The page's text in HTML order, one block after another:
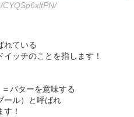
れている
ッチのことを指します！
バターを意味する
ール）と呼ばれ
！